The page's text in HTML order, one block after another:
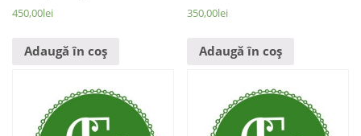
450,00lei
Adaugă în coș
350,00lei
Adaugă în coș